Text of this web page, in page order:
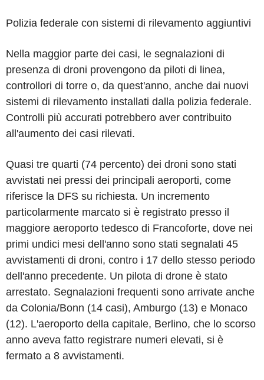
Polizia federale con sistemi di rilevamento aggiuntivi
Nella maggior parte dei casi, le segnalazioni di
presenza di droni provengono da piloti di linea,
controllori di torre o, da quest'anno, anche dai nuovi
sistemi di rilevamento installati dalla polizia federale.
Controlli più accurati potrebbero aver contribuito
all'aumento dei casi rilevati.
Quasi tre quarti (74 percento) dei droni sono stati
avvistati nei pressi dei principali aeroporti, come
riferisce la DFS su richiesta. Un incremento
particolarmente marcato si è registrato presso il
maggiore aeroporto tedesco di Francoforte, dove nei
primi undici mesi dell'anno sono stati segnalati 45
avvistamenti di droni, contro i 17 dello stesso periodo
dell'anno precedente. Un pilota di drone è stato
arrestato. Segnalazioni frequenti sono arrivate anche
da Colonia/Bonn (14 casi), Amburgo (13) e Monaco
(12). L'aeroporto della capitale, Berlino, che lo scorso
anno aveva fatto registrare numeri elevati, si è
fermato a 8 avvistamenti.